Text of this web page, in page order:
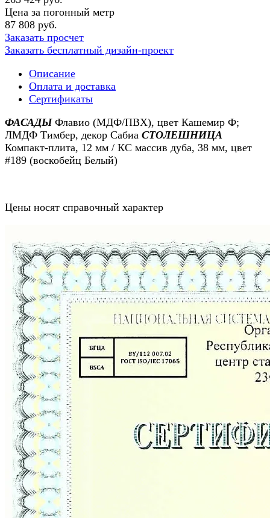
Цена за погонный метр
87 808 руб.
Заказать просчет
Заказать бесплатный дизайн-проект
Описание
Оплата и доставка
Сертификаты
ФАСАДЫФлавио (МДФ/ПВХ), цвет Кашемир Ф;
ЛМДФ Тимбер, декор Сабиа СТОЛЕШНИЦА
Компакт-плита, 12 мм / КС массив дуба, 38 мм, цвет
#189 (воскобейц Белый)
Цены носят справочный характер